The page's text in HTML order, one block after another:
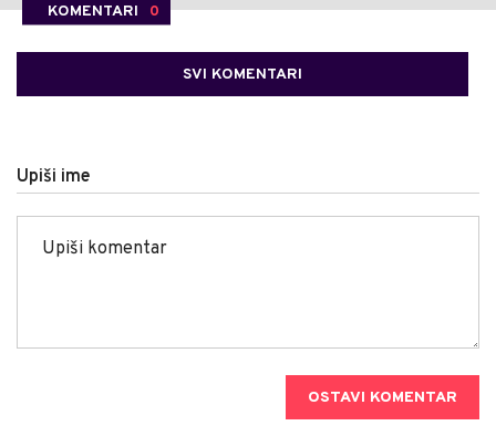
KOMENTARI 0
SVI KOMENTARI
Upiši ime
OSTAVI KOMENTAR